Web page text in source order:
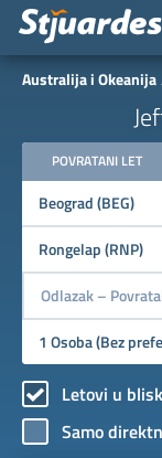
Australija i Okeanija
POVRATANI LET
Letovi u
Samo